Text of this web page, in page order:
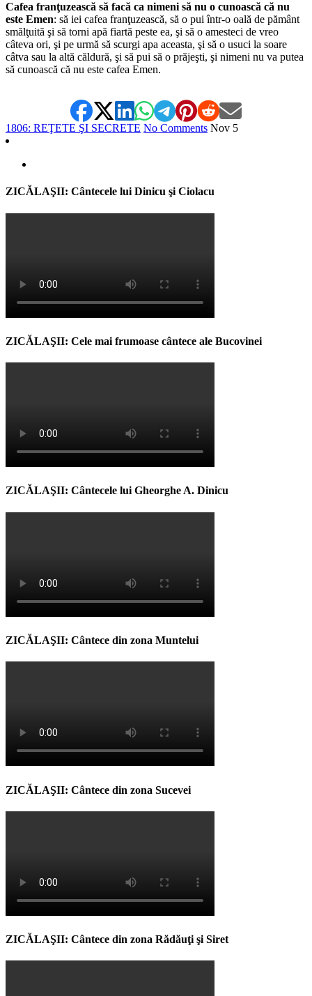
Cafea franţuzească să facă ca nimeni să nu o cunoască că nu
este Emen: să iei cafea franţuzească, să o pui într-o oală de pământ
smălţuită şi să torni apă fiartă peste ea, şi să o amesteci de vreo
câteva ori, şi pe urmă să scurgi apa aceasta, şi să o usuci la soare
câtva sau la altă căldură, şi să pui să o prăjeşti, şi nimeni nu va putea
să cunoască că nu este cafea Emen.
1806: REŢETE ŞI SECRETE No Comments Nov 5
ZICĂLAŞII: Cântecele lui Dinicu şi Ciolacu
ZICĂLAŞII: Cele mai frumoase cântece ale Bucovinei
ZICĂLAŞII: Cântecele lui Gheorghe A. Dinicu
ZICĂLAŞII: Cântece din zona Muntelui
ZICĂLAŞII: Cântece din zona Sucevei
ZICĂLAŞII: Cântece din zona Rădăuţi şi Siret